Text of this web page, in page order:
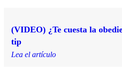
(VIDEO) ¿Te cuesta la
tip
Lea el artículo